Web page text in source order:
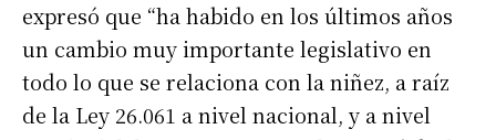
expresó que “ha habido en los últimos años
un cambio muy importante legislativo en
todo lo que se relaciona con la niñez, a raíz
de la Ley 26.061 a nivel nacional, y a nivel